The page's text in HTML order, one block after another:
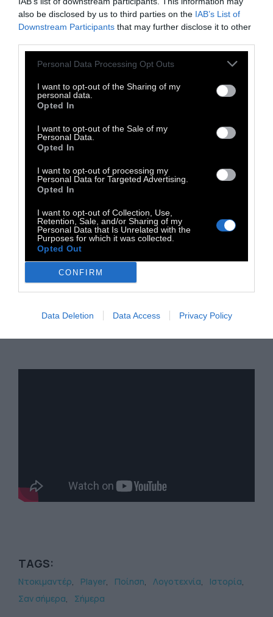
also be disclosed by us to third parties on the IAB’s List of
Downstream Participants that may further disclose it to other
Personal Data Processing Opt Outs
I want to opt-out of the Sharing of my
personal data.
Opted In
I want to opt-out of the Sale of my
Personal Data.
Opted In
I want to opt-out of processing my
Personal Data for Targeted Advertising.
Opted In
I want to opt-out of Collection, Use,
Retention, Sale, and/or Sharing of my
Personal Data that Is Unrelated with the
Purposes for which it was collected.
Opted Out
CONFIRM
Data Deletion Data Access Privacy Policy
φορές υποψήφιος για το Νόμπελ Λογοτεχνίας.
TAGS:
Ντοκιμαντέρ Player Ποίηση Λογοτεχνία
Ιστορία
Σαν σήμερα
Σήμερα